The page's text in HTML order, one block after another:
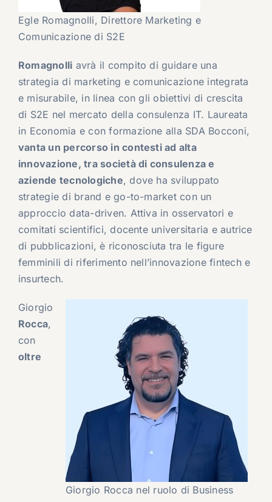
Egle Romagnolli, Direttore Marketing e
Comunicazione di S2E
Romagnolli avrà il compito di guidare una
strategia di marketing e comunicazione integrata
e misurabile, in linea con gli obiettivi di crescita
di S2E nel mercato della consulenza IT. Laureata
in Economia e con formazione alla SDA Bocconi,
vanta un percorso in contesti ad alta
innovazione, tra società di consulenza e
aziende tecnologiche, dove ha sviluppato
strategie di brand e go-to-market con un
approccio data-driven. Attiva in osservatori e
comitati scientifici, docente universitaria e autrice
di pubblicazioni, è riconosciuta tra le figure
femminili di riferimento nell’innovazione fintech e
insurtech.
Giorgio Rocca nel ruolo di Business
Giorgio
Rocca,
con
oltre